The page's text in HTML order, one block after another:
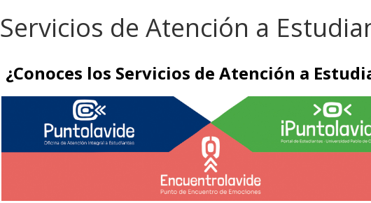
Servicios de Atención a
¿Conoces los Servicios de Atención a